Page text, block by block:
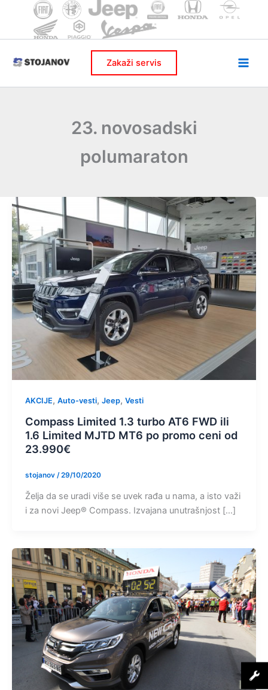
Zakaži servis
23. novosadski
polumaraton
AKCIJE, Auto-vesti, Jeep, Vesti
Compass Limited 1.3 turbo AT6 FWD ili
1.6 Limited MJTD MT6 po promo ceni od
23.990€
stojanov /29/10/2020
Želja da se uradi više se uvek rađa u nama, a isto važi
i za novi Jeep® Compass. Izvajana unutrašnjost […]